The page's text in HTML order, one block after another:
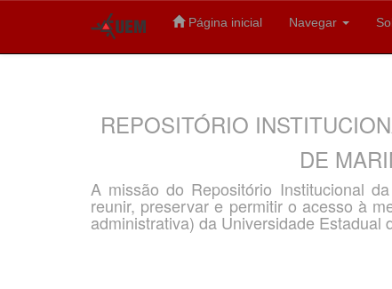
Página inicial Navegar
REPOSITÓRIO
DE
A missão do Repositório Institucional
reunir, preservar e permitir o acesso à
administrativa) da Universidade Estadual